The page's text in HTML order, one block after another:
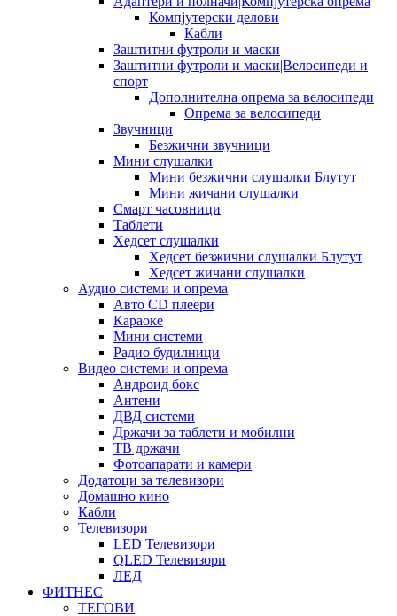
Компјутерски делови
Кабли
Заштитни футроли и маски
Заштитни футроли и маски|Велосипеди и
спорт
Дополнителна опрема за велосипеди
Опрема за велосипеди
Звучници
Безжични звучници
Мини слушалки
Мини безжични слушалки Блутут
Мини жичани слушалки
Смарт часовници
Таблети
Хедсет слушалки
Хедсет безжични слушалки Блутут
Хедсет жичани слушалки
Аудио системи и опрема
Авто CD плеери
Караоке
Мини системи
Радио будилници
Видео системи и опрема
Андроид бокс
Антени
ДВД системи
Држачи за таблети и мобилни
ТВ држачи
Фотоапарати и камери
Додатоци за телевизори
Домашно кино
Кабли
Телевизори
LED Телевизори
QLED Телевизори
ЛЕД
ФИТНЕС
ТЕГОВИ